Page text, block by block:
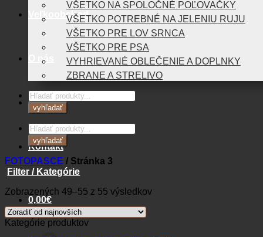
Veľkoobchod
O nás
Blog
Kontakt
0,00€
Košík
VŠETKO NA SPOLOČNÉ POĽOVAČKY
VŠETKO POTREBNÉ NA JELENIU RUJU
VŠETKO PRE LOV SRNCA
VŠETKO PRE PSA
VYHRIEVANÉ OBLEČENIE A DOPLNKY
ZBRANE A STRELIVO
Products
search
vyhľadať
Products
search
vyhľadať
FOTOPASCE / Stránka 3
Filter / Kategórie
Zobrazených 49–55 z 55 výsledkovZoradené
Kategórie produktov